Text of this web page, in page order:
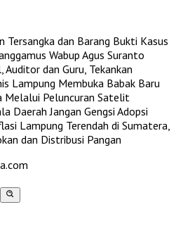
Tersangka dan Barang Bukti Kasus
Wabup Agus Suranto
dan Guru, Tekankan
Lampung Membuka Babak Baru
Melalui Peluncuran Satelit
Daerah Jangan Gengsi Adopsi
Lampung Terendah di Sumatera,
dan Distribusi Pangan